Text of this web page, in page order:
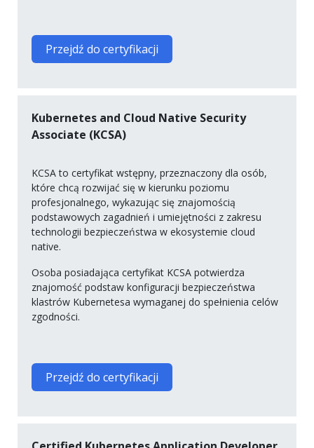
Przejdź do certyfikacji
Kubernetes and Cloud Native Security
Associate (KCSA)
KCSA to certyfikat wstępny, przeznaczony dla osób,
które chcą rozwijać się w kierunku poziomu
profesjonalnego, wykazując się znajomością
podstawowych zagadnień i umiejętności z zakresu
technologii bezpieczeństwa w ekosystemie cloud
native.
Osoba posiadająca certyfikat KCSA potwierdza
znajomość podstaw konfiguracji bezpieczeństwa
klastrów Kubernetesa wymaganej do spełnienia celów
zgodności.
Przejdź do certyfikacji